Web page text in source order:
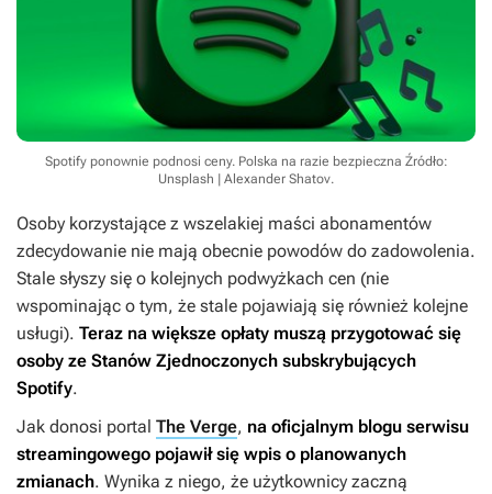
Spotify ponownie podnosi ceny. Polska na razie bezpieczna Źródło:
Unsplash | Alexander Shatov.
Osoby korzystające z wszelakiej maści abonamentów
zdecydowanie nie mają obecnie powodów do zadowolenia.
Stale słyszy się o kolejnych podwyżkach cen (nie
wspominając o tym, że stale pojawiają się również kolejne
usługi). Teraz na większe opłaty muszą przygotować się
osoby ze Stanów Zjednoczonych subskrybujących
Spotify.
Jak donosi portal The Verge, na oficjalnym blogu serwisu
streamingowego pojawił się wpis o planowanych
zmianach. Wynika z niego, że użytkownicy zaczną